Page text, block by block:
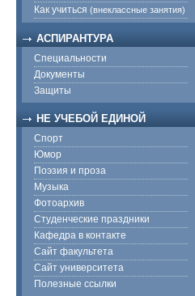
Как учиться (внеклассные занятия)
АСПИРАНТУРА
Специальности
Документы
Защиты
НЕ УЧЕБОЙ ЕДИНОЙ
Спорт
Юмор
Поэзия и проза
Музыка
Фотоархив
Студенческие праздники
Кафедра в контакте
Сайт факультета
Сайт университета
Полезные ссылки